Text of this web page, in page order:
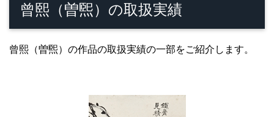
曾熙（曽煕）の取扱実績
曾熙（曽煕）の作品の取扱実績の一部をご紹介します。